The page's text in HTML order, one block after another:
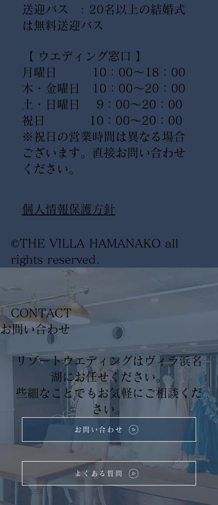
©THE VILLA HAMANAKO all
rights reserved .
送迎バス : 20名以上の結婚式
は無料送迎バス
​個人情報保護方針
【 ウエディング窓口 】
月曜日 10：00〜18：00
木・金曜日 10：00〜20：00
土・日曜日 9：00〜20：00
祝日 10：00〜20：00
※祝日の営業時間は異なる場合
ございます。直接お問い合わせ
ください。
リゾートウエディングはヴィラ浜名
湖にお任せください。
些細なことでもお気軽にご相談くだ
さい。
よくある質問
CONTACT
お問い合わせ
​お問い合わせ